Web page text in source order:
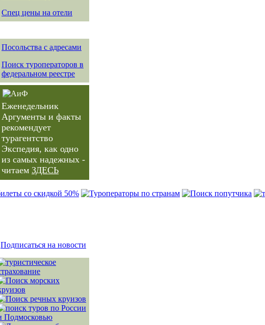
Спец цены на отели
Посольства с адресами
Поиск туроператоров в
федеральном реестре
Еженедельник
Аргументы и факты
рекомендует
турагентство
Экспедия, как одно
из самых надежных -
читаем ЗДЕСЬ
Подписаться на новости